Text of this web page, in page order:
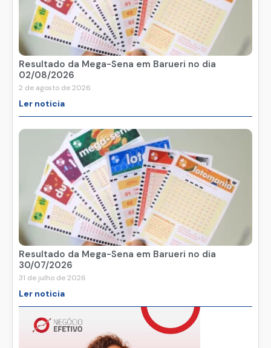
Resultado da Mega-Sena em Barueri no dia
02/08/2026
2 de agosto de 2026
Ler noticia
Resultado da Mega-Sena em Barueri no dia
30/07/2026
31 de julho de 2026
Ler noticia